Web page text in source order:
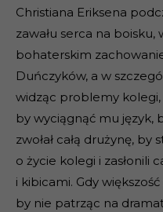
Christiana Eriksena
zawału serca na boisku,
bohaterskim
Duńczyków, a w
widząc problemy kolegi,
by wyciągnąć mu język,
zwołał całą drużynę,
o życie kolegi i zasłonili
i kibicami. Gdy większość
by nie patrząc na